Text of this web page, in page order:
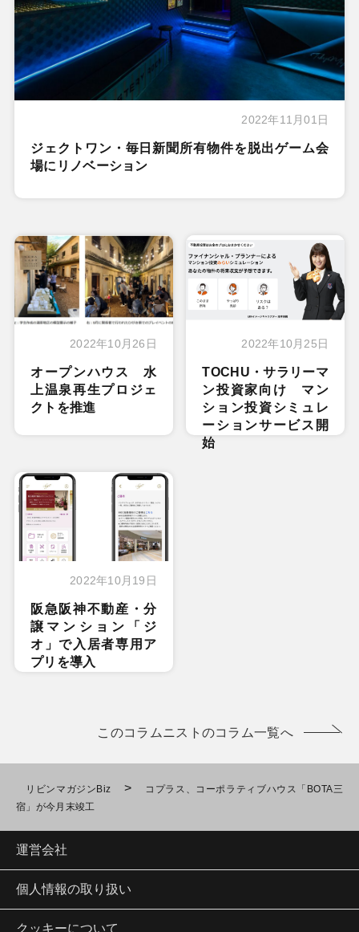
2022年11月01日
ジェクトワン・毎日新聞所有物件を脱出ゲーム会
場にリノベーション
2022年10月26日
オープンハウス 水
上温泉再生プロジェ
クトを推進
2022年10月25日
TOCHU・サラリーマ
ン投資家向け マン
ション投資シミュレ
ーションサービス開
始
2022年10月19日
阪急阪神不動産・分
譲マンション「ジ
オ」で入居者専用ア
プリを導入
このコラムニストのコラム一覧へ
リビンマガジンBiz >
コプラス、コーポラティブハウス「BOTA三
宿」が今月末竣工
運営会社
個人情報の取り扱い
クッキーについて